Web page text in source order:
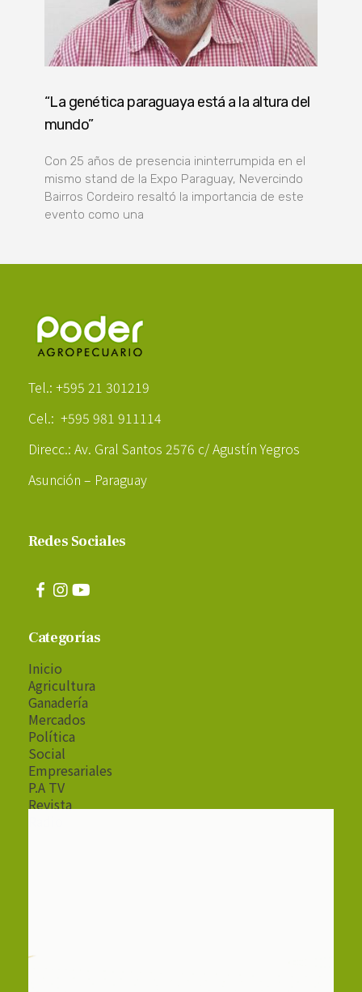
“La genética paraguaya está a la altura del
mundo”
Con 25 años de presencia ininterrumpida en el
mismo stand de la Expo Paraguay, Nevercindo
Bairros Cordeiro resaltó la importancia de este
evento como una
Tel.: +595 21 301219
Cel.: +595 981 911114
Direcc.: Av. Gral Santos 2576 c/ Agustín Yegros
Asunción – Paraguay
Redes Sociales
Categorías
Inicio
Agricultura
Ganadería
Mercados
Política
Social
Empresariales
P.A TV
Revista